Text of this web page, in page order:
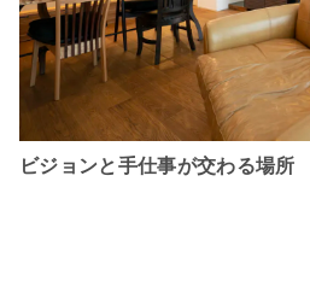
ビジョンと手仕事が交わる場所